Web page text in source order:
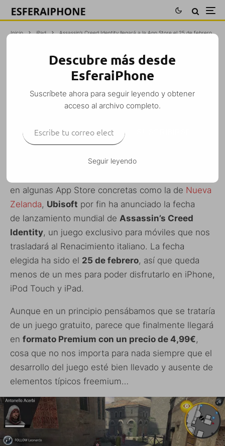
Inicio iPad Assassin’s Creed Identity llegará a la App Store el 25 de febrero
ASSASSIN’S CREED IDENTITY LLEGARÁ
A LA APP STORE EL 25 DE FEBRERO
M. Alejandro W. García Fuentes (Esfera) ·
iPhone iPod Touch Juegos · 2 febrero, 2016
en algunas App Store concretas como la de Nueva
Zelanda, Ubisoft por fin ha anunciado la fecha
de lanzamiento mundial de Assassin’s Creed
Identity, un juego exclusivo para móviles que nos
trasladará al Renacimiento italiano. La fecha
elegida ha sido el 25 de febrero, así que queda
menos de un mes para poder disfrutarlo en iPhone,
iPod Touch y iPad.
Aunque en un principio pensábamos que se trataría
de un juego gratuito, parece que finalmente llegará
en formato Premium con un precio de 4,99€,
cosa que no nos importa para nada siempre que el
desarrollo del juego esté bien llevado y ausente de
elementos típicos freemium…
Descubre más desde
EsferaiPhone
Suscríbete ahora para seguir leyendo y obtener
acceso al archivo completo.
Seguir leyendo